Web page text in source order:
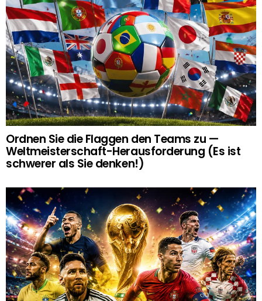
Ordnen Sie die Flaggen den Teams zu —
Weltmeisterschaft-Herausforderung (Es ist
schwerer als Sie denken!)